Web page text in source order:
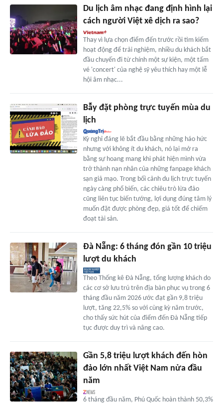
Du lịch âm nhạc đang định hình lại
cách người Việt xê dịch ra sao?
Thay vì lựa chọn điểm đến trước rồi tìm kiếm
hoạt động để trải nghiệm, nhiều du khách bắt
đầu chuyến đi từ chính một sự kiện, một tấm
vé 'concert' của nghệ sỹ yêu thích hay một lễ
hội âm nhạc...
Bẫy đặt phòng trực tuyến mùa du
lịch
Kỳ nghỉ đáng lẽ bắt đầu bằng những háo hức
nhưng với không ít du khách, nó lại mở ra
bằng sự hoang mang khi phát hiện mình vừa
trở thành nạn nhân của những fanpage khách
sạn giả mạo. Trong bối cảnh du lịch trực tuyến
ngày càng phổ biến, các chiêu trò lừa đảo
cũng liên tục biến tướng, lợi dụng đúng tâm lý
muốn đặt được phòng đẹp, giá tốt để chiếm
đoạt tài sản.
Đà Nẵng: 6 tháng đón gần 10 triệu
lượt du khách
Theo Thống kê Đà Nẵng, tổng lượng khách do
các cơ sở lưu trú trên địa bàn phục vụ trong 6
tháng đầu năm 2026 ước đạt gần 9,8 triệu
lượt, tăng 22,5% so với cùng kỳ năm trước,
cho thấy sức hút của điểm đến Đà Nẵng tiếp
tục được duy trì và nâng cao.
Gần 5,8 triệu lượt khách đến hòn
đảo lớn nhất Việt Nam nửa đầu
năm
6 tháng đầu năm, Phú Quốc hoàn thành 50,3%